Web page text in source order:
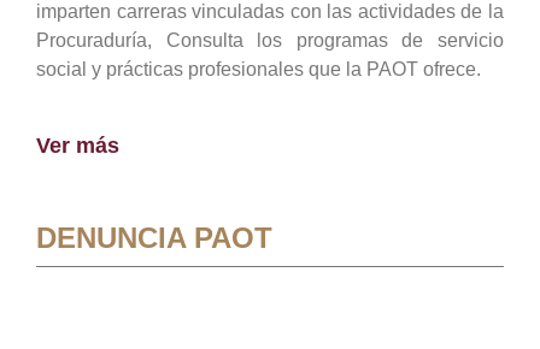
imparten carreras vinculadas con las actividades de la
Procuraduría, Consulta los programas de servicio
social y prácticas profesionales que la PAOT ofrece.
Ver más
DENUNCIA PAOT